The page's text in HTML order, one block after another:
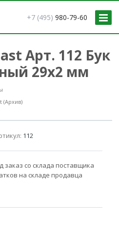
+7 (495) 980-79-60
Арт. 112 Бук
29x2 мм
(Архив)
112
со склада поставщика
на складе продавца